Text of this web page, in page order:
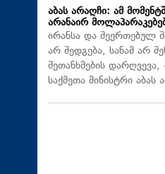
აბას არაღჩი: ამ
არანაირ
ირანსა და შეერთებულ
არ შედგება, სანამ არ
შეთანხმების
საქმეთა მინისტრი აბას